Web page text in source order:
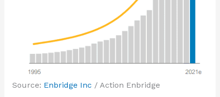
Source: Enbridge Inc / Action Enbridge